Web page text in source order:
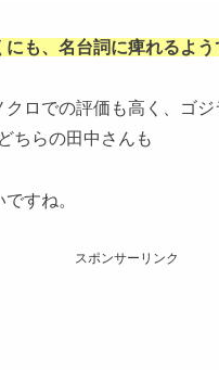
にも、名台詞に痺れるよう
クロでの評価も高く、ゴ
ちらの田中さんも
すね。
スポンサーリンク